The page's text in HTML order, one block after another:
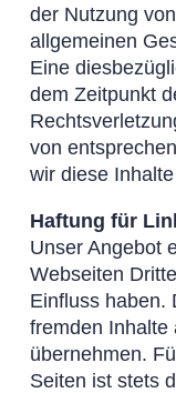
der Nutzung
allgemeinen
Eine
dem Zeitpunkt
von
wir diese
Haftung für
Unser Angebot
Webseiten
Einfluss haben.
fremden Inhalte
übernehmen.
Seiten ist stets